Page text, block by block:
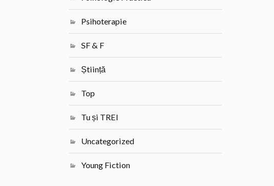
Psihoterapie
SF & F
Știință
Top
Tu și TREI
Uncategorized
Young Fiction